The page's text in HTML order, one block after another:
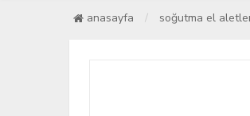
anasayfa soğutma el